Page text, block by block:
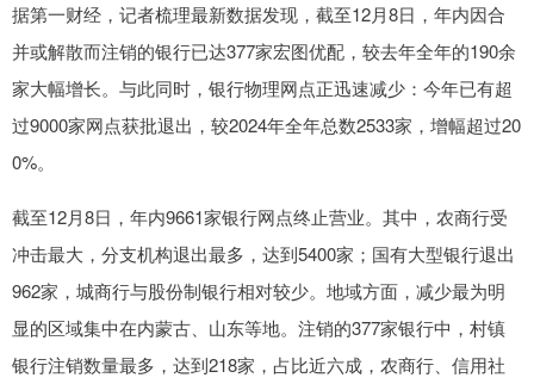
据第一财经，记者梳理最新数据发现，截至12月8日，年内因合
并或解散而注销的银行已达377家宏图优配，较去年全年的190余
家大幅增长。与此同时，银行物理网点正迅速减少：今年已有超
过9000家网点获批退出，较2024年全年总数2533家，增幅超过20
0%。
截至12月8日，年内9661家银行网点终止营业。其中，农商行受
冲击最大，分支机构退出最多，达到5400家；国有大型银行退出
962家，城商行与股份制银行相对较少。地域方面，减少最为明
显的区域集中在内蒙古、山东等地。注销的377家银行中，村镇
银行注销数量最多，达到218家，占比近六成，农商行、信用社